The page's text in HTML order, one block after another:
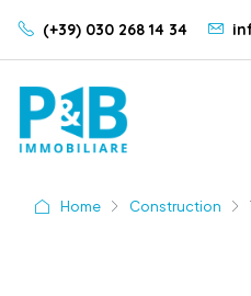
(+39) 030 268 14 34
Home Construction